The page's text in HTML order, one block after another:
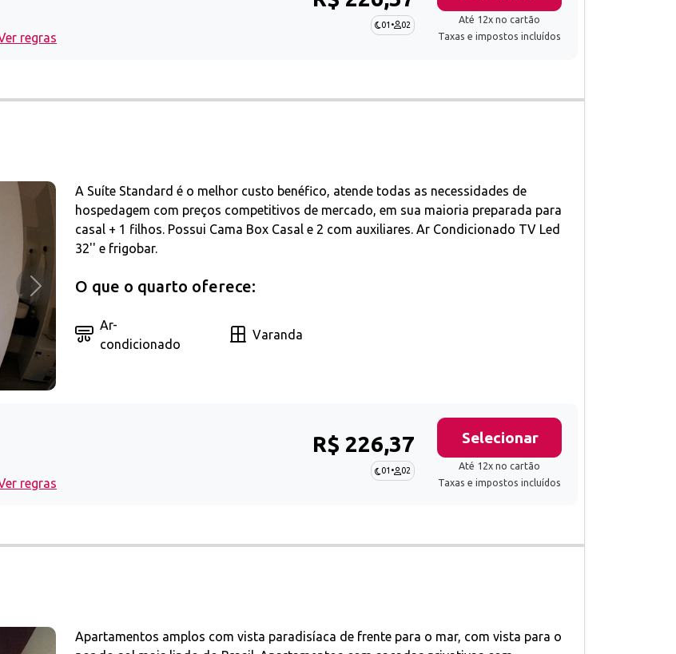
regras
01 • 02
Até 12x no cartão
Taxas e impostos incluídos
Próximo
A Suíte Standard é o melhor custo benéfico, atende todas as necessidades de
hospedagem com preços competitivos de mercado, em sua maioria preparada para
casal + 1 filhos. Possui Cama Box Casal e 2 com auxiliares. Ar Condicionado TV Led
32'' e frigobar.
O que o quarto oferece:
Ar-
condicionado
Varanda
regras
R$ 226,37
01 • 02
Selecionar
Até 12x no cartão
Taxas e impostos incluídos
Apartamentos amplos com vista paradisíaca de frente para o mar, com vista para o